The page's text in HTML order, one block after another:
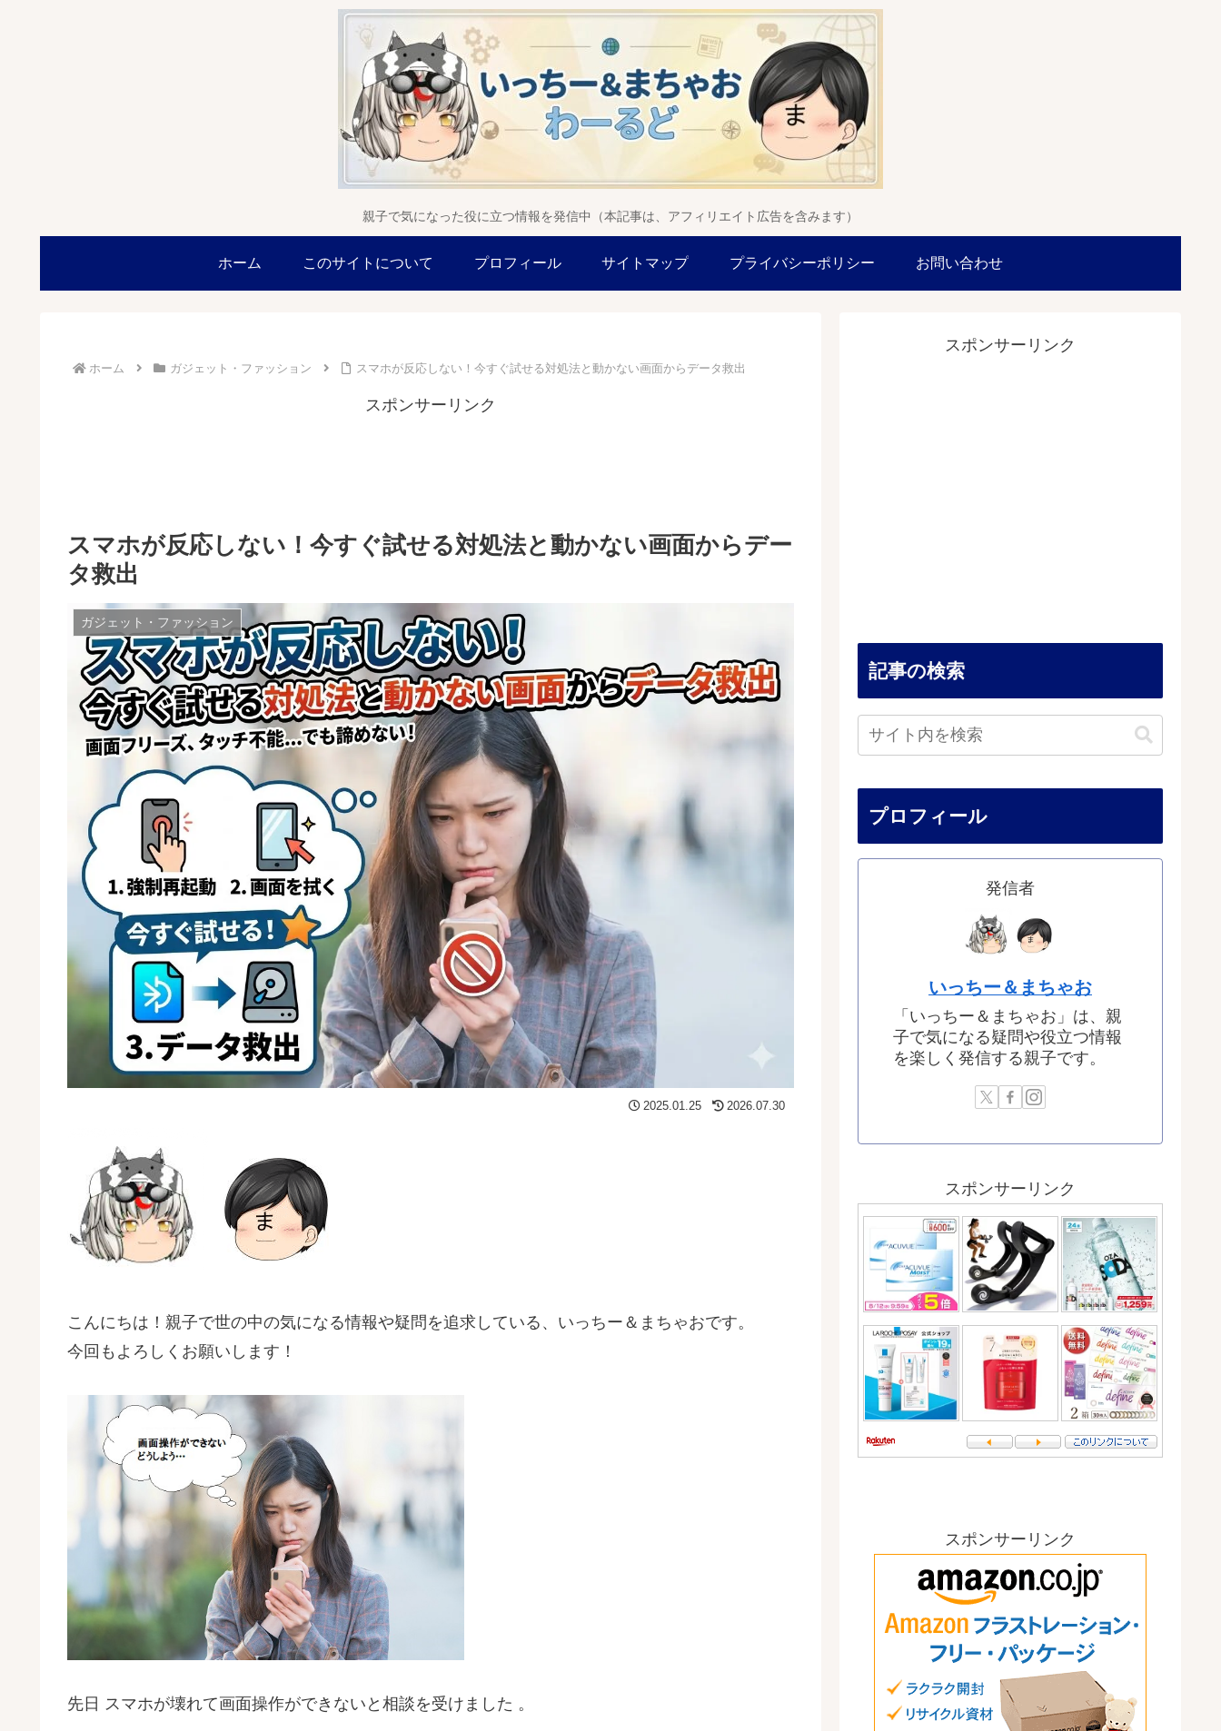
親子で気になった役に立つ情報を発信中（本記事は、アフィリエイト広告を含みます）
ホーム このサイトについて プロフィール サイトマップ プライバシーポリシー お問い合わせ
ホーム ガジェット・ファッション スマホが反応しない！今すぐ試せる対処法と動かない画面からデータ救出
スポンサーリンク
スマホが反応しない！今すぐ試せる対処法と動かない画面からデー
タ救出
ガジェット・ファッション
2025.01.25 2026.07.30
こんにちは！親子で世の中の気になる情報や疑問を追求している、いっちー＆まちゃおです。
今回もよろしくお願いします！
先日 スマホが壊れて画面操作ができないと相談を受けました 。
スポンサーリンク
記事の検索
プロフィール
発信者
いっちー＆まちゃお
「いっちー＆まちゃお」は、親
子で気になる疑問や役立つ情報
を楽しく発信する親子です。
スポンサーリンク
スポンサーリンク